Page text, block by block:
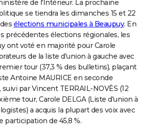
de l'Intérieur. La prochaine
se tiendra les dimanches 15 et 22
élections municipales à Beaupuy. En
précédentes élections régionales, les
ont voté en majorité pour Carole
de la liste d'union à gauche avec
tour (37,3 % des bulletins), plaçant
Antoine MAURICE en seconde
par Vincent TERRAIL-NOVÈS (12
tour, Carole DELGA (Liste d'union à
a acquis la plupart des voix avec
participation de 45,8 %.